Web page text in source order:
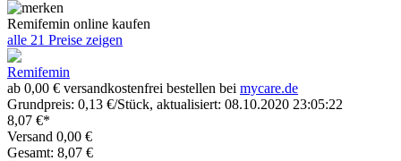
Remifemin online kaufen
alle 21 Preise zeigen
Remifemin
ab 0,00 € versandkostenfrei bestellen bei mycare.de
Grundpreis: 0,13 €/Stück, aktualisiert: 08.10.2020 23:05:22
8,07 €*
Versand 0,00 €
Gesamt: 8,07 €